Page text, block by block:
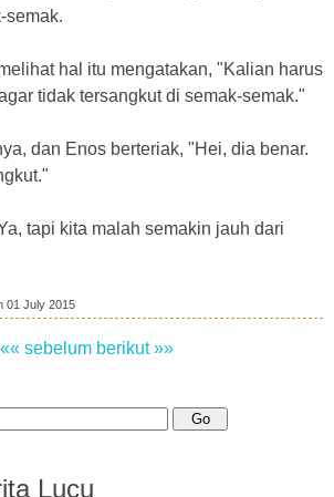
semak.
hal itu mengatakan, "Kalian harus
tidak tersangkut di semak-semak."
dan Enos berteriak, "Hei, dia benar.
tapi kita malah semakin jauh dari
01 July 2015
«« sebelum berikut »»
Lucu